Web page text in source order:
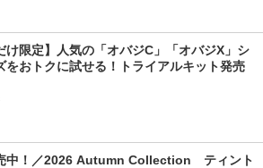
け限定】人気の「オバジC」「オバジX」シ
をおトクに試せる！トライアルキット発売
中！／2026 Autumn Collection　ティント